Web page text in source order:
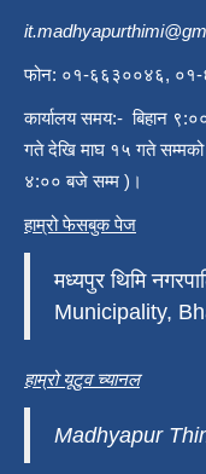
फोन: ०१-६६३००४६,
कार्यालय समय:- बिहान
गते देखि माघ १५ गते
४:०० बजे सम्म )।
हाम्रो फेसबुक पेज
मध्यपुर थिमि
Municipality,
हाम्रो यूटुव च्यानल
Madhyapur